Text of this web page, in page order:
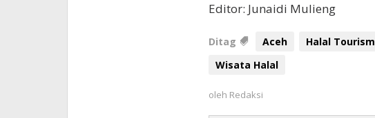
Editor: Junaidi Mulieng
Ditag Aceh Halal Tourism
Wisata Halal
oleh Redaksi